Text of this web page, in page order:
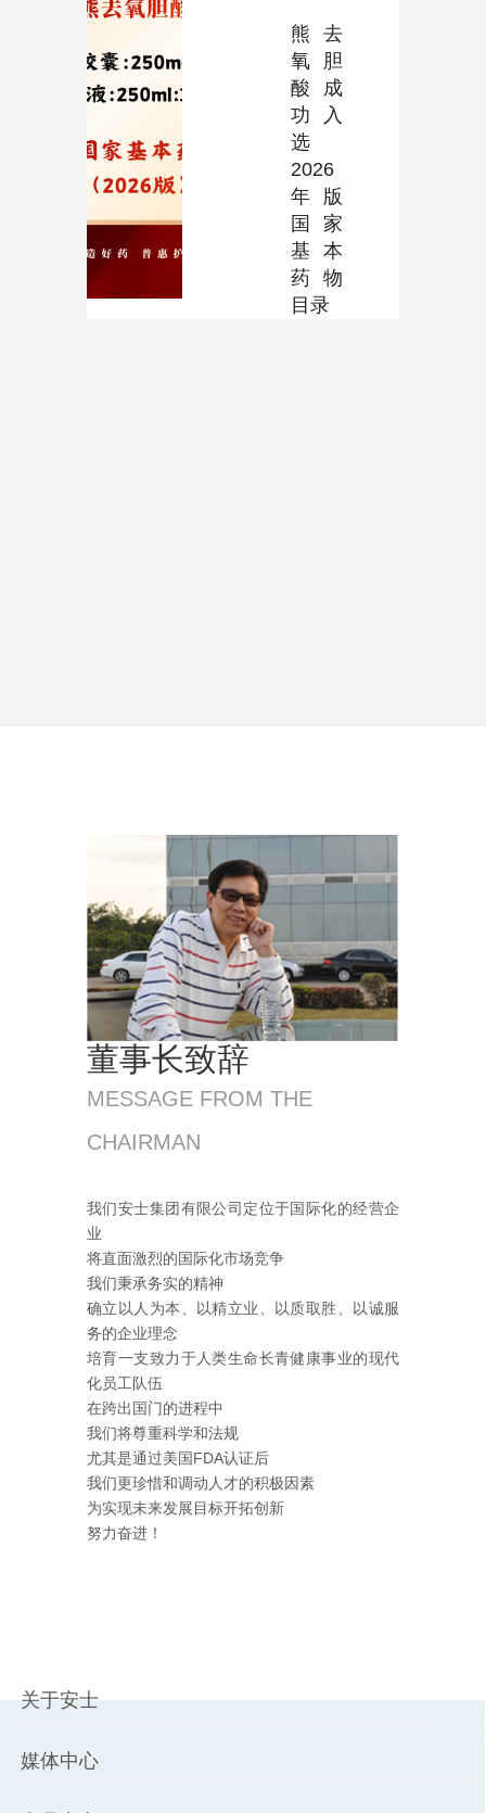
熊去
氧胆
酸成
功入
选
2026
年版
国家
基本
药物
目录
董事长致辞
MESSAGE FROM THE
CHAIRMAN
我们安士集团有限公司定位于国际化的经营企
业
将直面激烈的国际化市场竞争
我们秉承务实的精神
确立以人为本、以精立业、以质取胜、以诚服
务的企业理念
培育一支致力于人类生命长青健康事业的现代
化员工队伍
在跨出国门的进程中
我们将尊重科学和法规
尤其是通过美国FDA认证后
我们更珍惜和调动人才的积极因素
为实现未来发展目标开拓创新
努力奋进！
关于安士
媒体中心